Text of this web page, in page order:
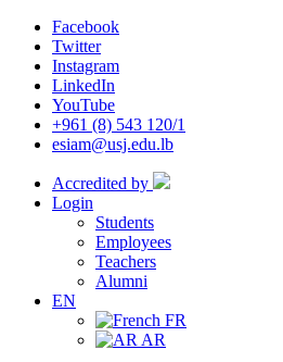
Facebook
Twitter
Instagram
LinkedIn
YouTube
+961 (8) 543 120/1
esiam@usj.edu.lb
Accredited by
Login
Students
Employees
Teachers
Alumni
EN
FR
AR